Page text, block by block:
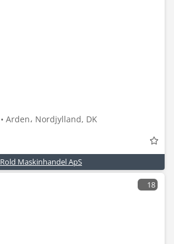
حفارات زحافة • 2025 • Arden، Nordjylland, DK
Rold Maskinhandel ApS
18